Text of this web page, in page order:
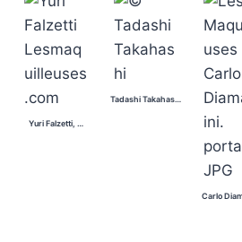
Yuri Falzetti, …
Tadashi Takahas…
Carlo